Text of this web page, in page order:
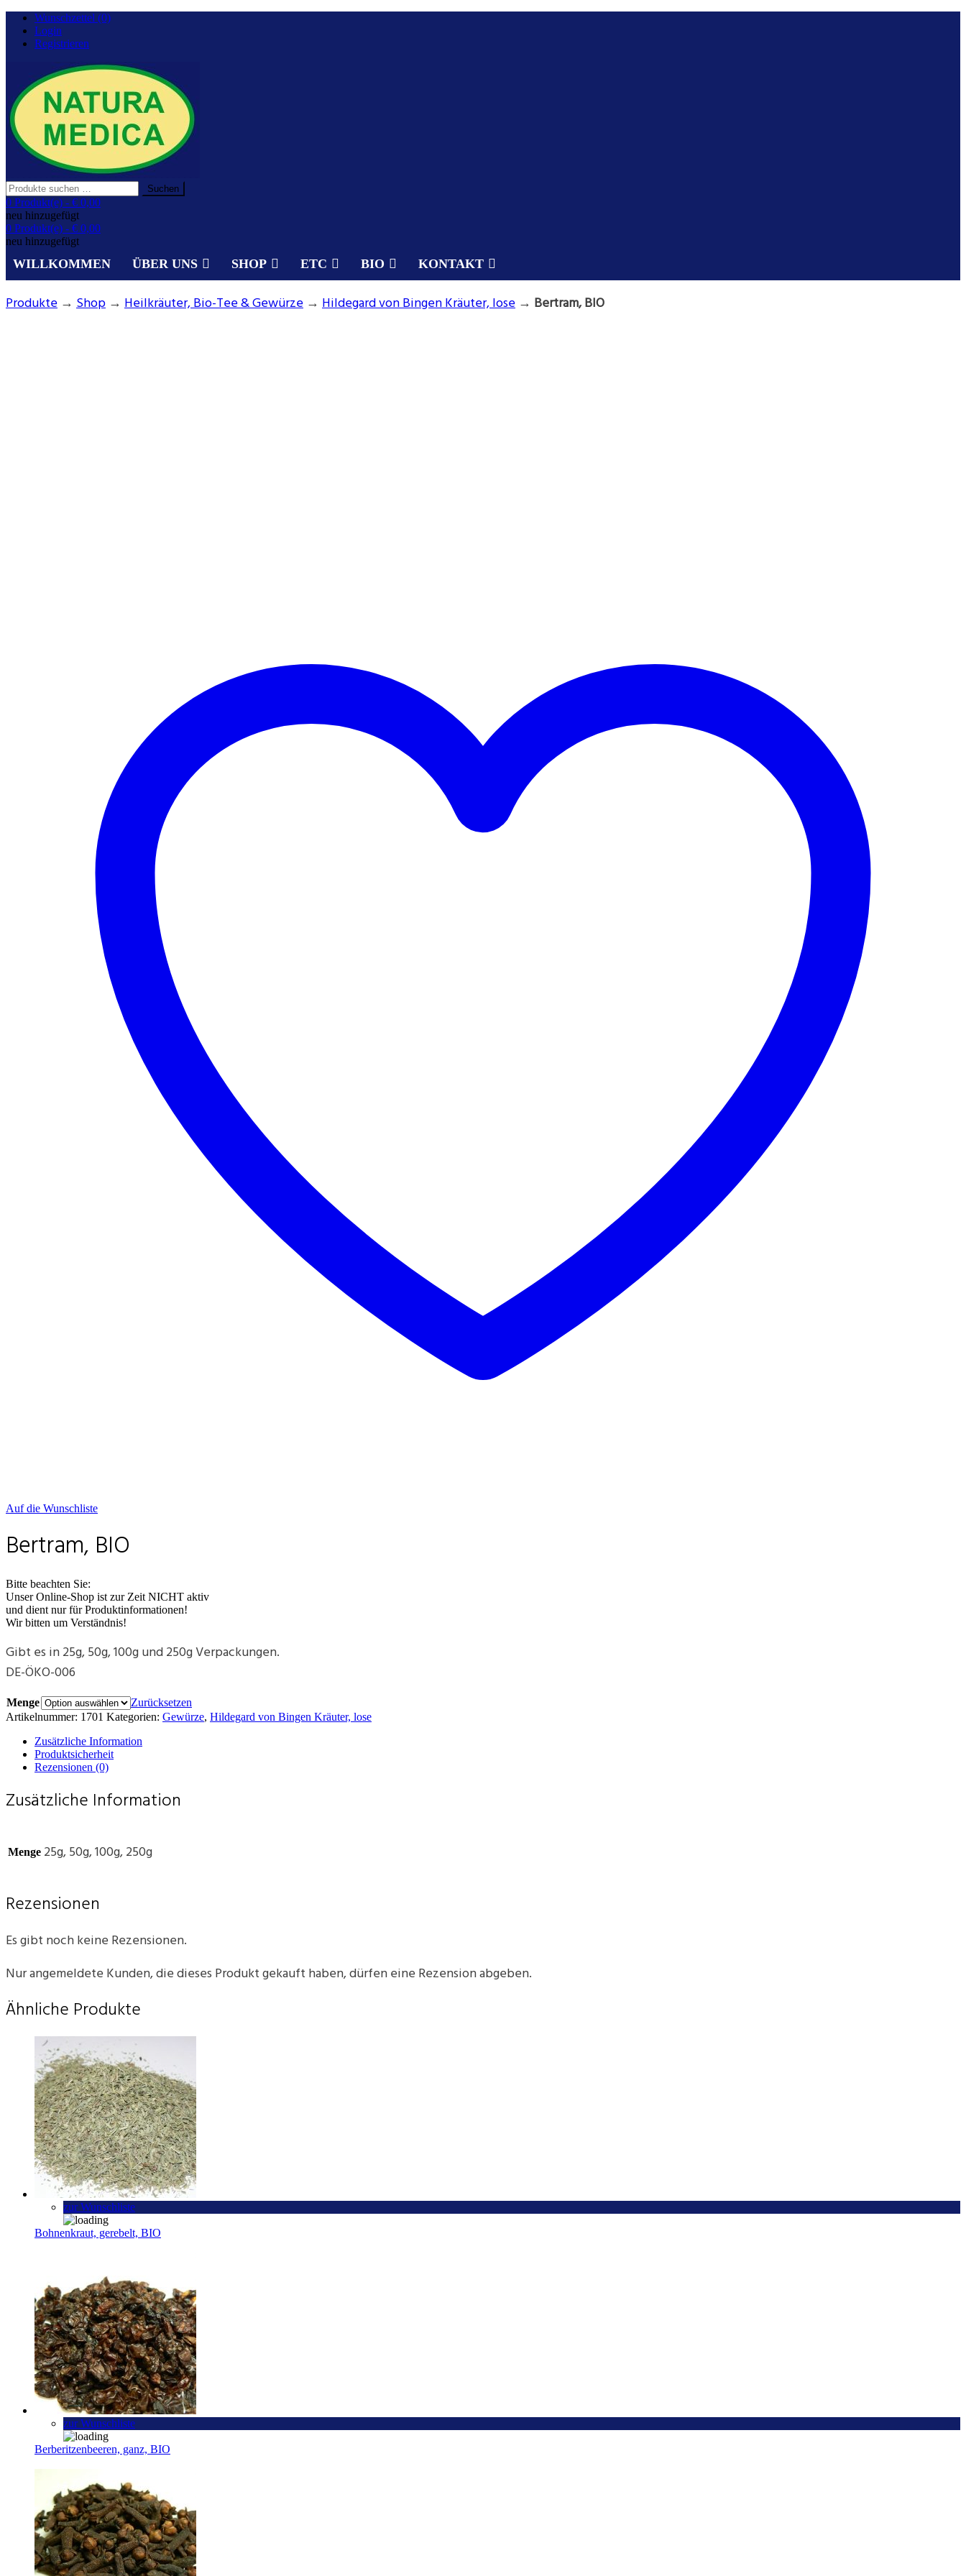
Zurück
zum
Inhalt
Wunschzettel (0)
Login
Registrieren
NATURA MEDICA
Gesundheit aus der Natur.
Suchen
nach:
Suchen
0 Produkt(e) - € 0,00
neu hinzugefügt
0 Produkt(e) - € 0,00
neu hinzugefügt
WILLKOMMEN ÜBER UNS SHOP ETC BIO KONTAKT
Produkte → Shop → Heilkräuter, Bio-Tee & Gewürze → Hildegard von Bingen Kräuter, lose → Bertram, BIO
Auf die Wunschliste
Bertram, BIO
Bitte beachten Sie:
Unser Online-Shop ist zur Zeit NICHT aktiv
und dient nur für Produktinformationen!
Wir bitten um Verständnis!
Gibt es in 25g, 50g, 100g und 250g Verpackungen.
DE-ÖKO-006
Menge
Zurücksetzen
Artikelnummer: 1701 Kategorien: Gewürze, Hildegard von Bingen Kräuter, lose
Zusätzliche Information
Produktsicherheit
Rezensionen (0)
Zusätzliche Information
Menge 25g, 50g, 100g, 250g
Rezensionen
Es gibt noch keine Rezensionen.
Nur angemeldete Kunden, die dieses Produkt gekauft haben, dürfen eine Rezension abgeben.
Ähnliche Produkte
zur Wunschliste
Bohnenkraut, gerebelt, BIO
zur Wunschliste
Berberitzenbeeren, ganz, BIO